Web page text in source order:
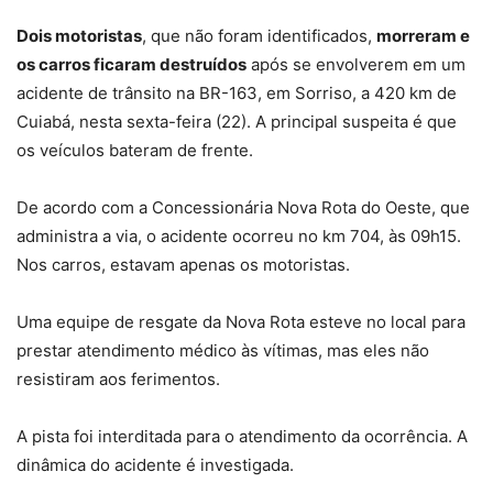
Dois motoristas, que não foram identificados, morreram e
os carros ficaram destruídos após se envolverem em um
acidente de trânsito na BR-163, em Sorriso, a 420 km de
Cuiabá, nesta sexta-feira (22). A principal suspeita é que
os veículos bateram de frente.
De acordo com a Concessionária Nova Rota do Oeste, que
administra a via, o acidente ocorreu no km 704, às 09h15.
Nos carros, estavam apenas os motoristas.
Uma equipe de resgate da Nova Rota esteve no local para
prestar atendimento médico às vítimas, mas eles não
resistiram aos ferimentos.
A pista foi interditada para o atendimento da ocorrência. A
dinâmica do acidente é investigada.